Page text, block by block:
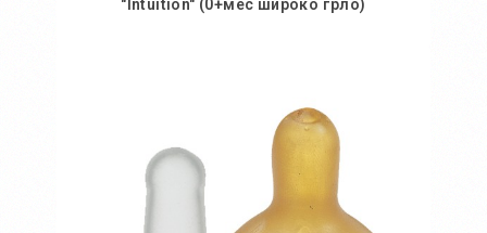
"Intuition" (0+мес широко грло)